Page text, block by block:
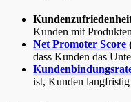
Kunden mit
Net Promoter Score
dass Kunden das
ist, Kunden